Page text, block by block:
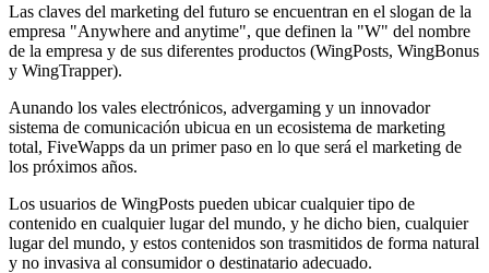
Las claves del marketing del futuro se encuentran en el slogan de la
empresa "Anywhere and anytime", que definen la "W" del nombre
de la empresa y de sus diferentes productos (WingPosts, WingBonus
y WingTrapper).
Aunando los vales electrónicos, advergaming y un innovador
sistema de comunicación ubicua en un ecosistema de marketing
total, FiveWapps da un primer paso en lo que será el marketing de
los próximos años.
Los usuarios de WingPosts pueden ubicar cualquier tipo de
contenido en cualquier lugar del mundo, y he dicho bien, cualquier
lugar del mundo, y estos contenidos son trasmitidos de forma natural
y no invasiva al consumidor o destinatario adecuado.